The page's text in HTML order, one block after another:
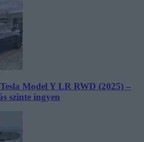
Model Y LR RWD (2025) –
szinte ingyen